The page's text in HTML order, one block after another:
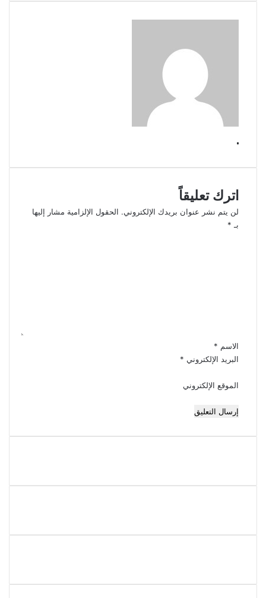
.
اترك تعليقاً
لن يتم نشر عنوان بريدك الإلكتروني. الحقول الإلزامية مشار إليها
بـ *
الاسم *
البريد الإلكتروني *
الموقع الإلكتروني